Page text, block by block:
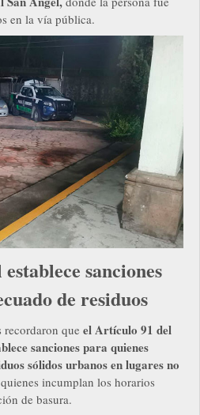
en la vía pública.
sanciones
de residuos
recordaron que el Artículo 91 del
sanciones para quienes
sólidos urbanos en lugares no
incumplan los horarios
de basura.